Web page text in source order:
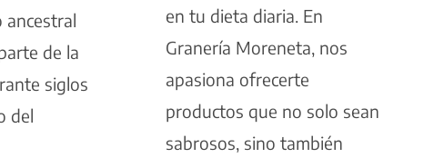
ancestral
de la
siglos
del
en tu dieta diaria. En
Granería Moreneta, nos
apasiona ofrecerte
productos que no solo sean
sabrosos, sino también